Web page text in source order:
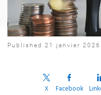
Published 21 janvier
X Facebook